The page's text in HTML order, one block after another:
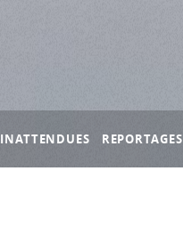
INATTENDUES REPORTAGES